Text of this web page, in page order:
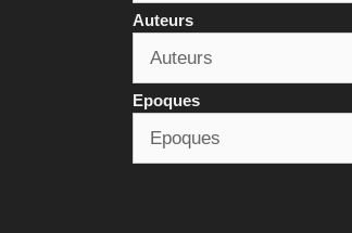
Auteurs
Epoques